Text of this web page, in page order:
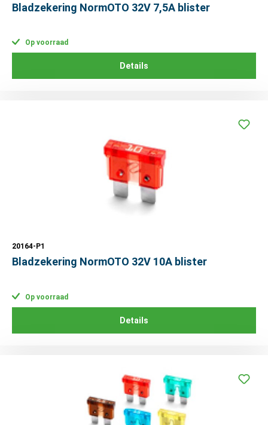
Bladzekering NormOTO 32V 7,5A blister
Op voorraad
Details
20164-P1
Bladzekering NormOTO 32V 10A blister
Op voorraad
Details